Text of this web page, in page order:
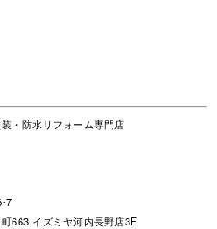
・防水リフォーム専門店
7
663 イズミヤ河内長野店3F